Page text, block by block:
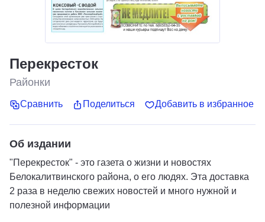
Перекресток
Районки
Сравнить Поделиться Добавить в избранное
Об издании
"Перекресток" - это газета о жизни и новостях
Белокалитвинского района, о его людях. Эта доставка
2 раза в неделю свежих новостей и много нужной и
полезной информации